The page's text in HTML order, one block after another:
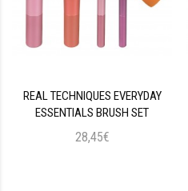
REAL TECHNIQUES EVERYDAY
ESSENTIALS BRUSH SET
28,45€